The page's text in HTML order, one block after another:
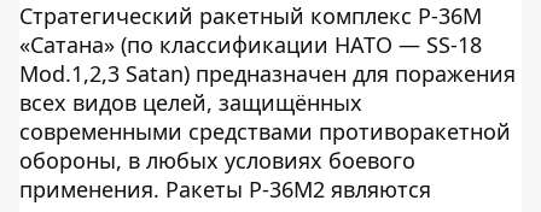
Стратегический ракетный комплекс Р-36М
«Сатана» (по классификации НАТО — SS-18
Mod.1,2,3 Satan) предназначен для поражения
всех видов целей, защищённых
современными средствами противоракетной
обороны, в любых условиях боевого
применения. Ракеты Р-36М2 являются